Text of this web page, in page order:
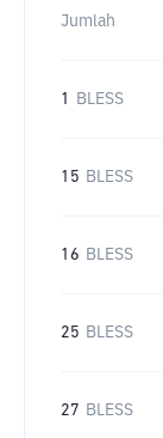
Jumlah
1 BLESS
15 BLESS
16 BLESS
25 BLESS
27 BLESS